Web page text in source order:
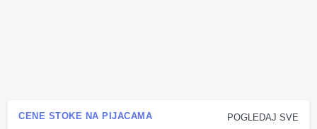
POGLEDAJ SVE
CENE STOKE NA PIJACAMA